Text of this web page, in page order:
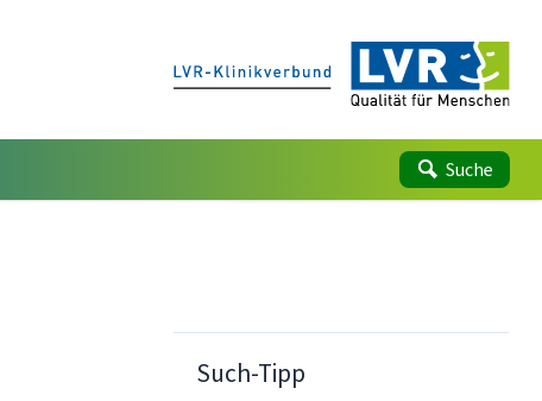
Suche
Such-Tipp